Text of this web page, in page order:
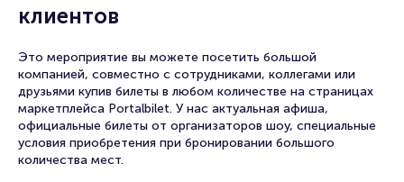
клиентов
Это мероприятие вы можете посетить большой
компанией, совместно с сотрудниками, коллегами или
друзьями купив билеты в любом количестве на страницах
маркетплейса Portalbilet. У нас актуальная афиша,
официальные билеты от организаторов шоу, специальные
условия приобретения при бронировании большого
количества мест.